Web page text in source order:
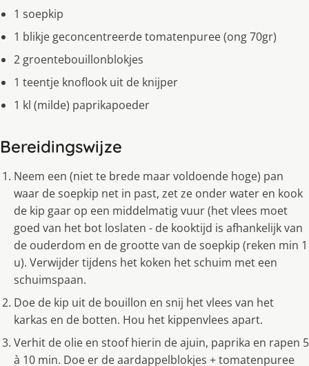
1 soepkip
1 blikje geconcentreerde tomatenpuree (ong 70gr)
2 groentebouillonblokjes
1 teentje knoflook uit de knijper
1 kl (milde) paprikapoeder
Bereidingswijze
Neem een (niet te brede maar voldoende hoge) pan
waar de soepkip net in past, zet ze onder water en kook
de kip gaar op een middelmatig vuur (het vlees moet
goed van het bot loslaten - de kooktijd is afhankelijk van
de ouderdom en de grootte van de soepkip (reken min 1
u). Verwijder tijdens het koken het schuim met een
schuimspaan.
Doe de kip uit de bouillon en snij het vlees van het
karkas en de botten. Hou het kippenvlees apart.
Verhit de olie en stoof hierin de ajuin, paprika en rapen 5
à 10 min. Doe er de aardappelblokjes + tomatenpuree